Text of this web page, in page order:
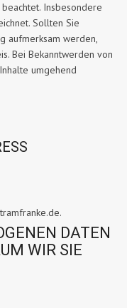
Insbesondere
Sollten Sie
aufmerksam werden,
Bei Bekanntwerden von
umgehend
DATEN
WIR SIE